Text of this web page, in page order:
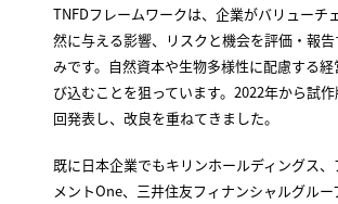
TNFDフレームワークは、企業がバリューチ
然に与える影響、リスクと機会を評価・報
みです。自然資本や生物多様性に配慮する
び込むことを狙っています。2022年から試
回発表し、改良を重ねてきました。
既に日本企業でもキリンホールディングス
メントOne、三井住友フィナンシャルグルー